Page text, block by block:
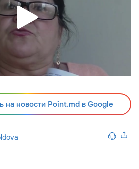
на новости Point.md в Google